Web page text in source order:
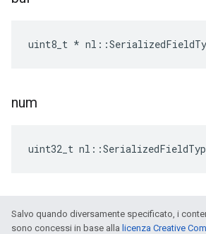
uint8_t *
num
uint32_t
Salvo quando diversamente specificato, i
sono concessi in base alla licenza Creative